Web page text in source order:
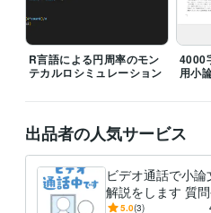
得意分野
ライティング・翻訳 文章添削
ライティング 添削
R言語による円周率のモン
テカルロシミュレーション
4000
用小
出品者の人気サービス
ビデオ通話で小論
解説をします 質
すぐに解消でき
5.0(3)